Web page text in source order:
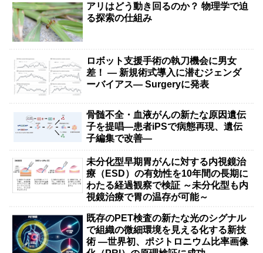
アリはどう動き回るのか？ 物理学で迫
る探索の仕組み
ロボット支援手術の執刀機会に男女
差！ — 新規術式導入に潜むジェンダ
ーバイアス— Surgeryに発表
骨髄不全・血液がんの新たな原因遺伝
子を提唱―患者iPSで病態再現、遺伝
子編集で改善―
未分化型早期胃がんに対する内視鏡治
療（ESD）の有効性を10年間の長期に
わたる経過観察で検証 ～未分化型も内
視鏡治療で胃の温存が可能～
既存のPET検査の新たな光のシグナル
で組織の微細環境を見える化する新技
術 ―世界初、ポジトロニウム比率画像